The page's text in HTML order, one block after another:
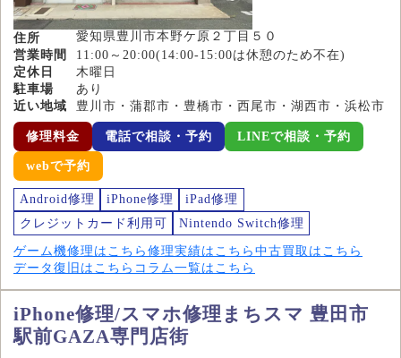
住所
愛知県豊川市本野ケ原２丁目５０
営業時間
11:00～20:00(14:00-15:00は休憩のため不在)
定休日
木曜日
駐車場
あり
近い地域
豊川市・蒲郡市・豊橋市・西尾市・湖西市・浜松市
修理料金 電話で相談・予約 LINEで相談・予約
webで予約
Android修理 iPhone修理
iPad修理
クレジットカード利用可
Nintendo Switch修理
ゲーム機修理はこちら 修理実績はこちら 中古買取はこちら
データ復旧はこちら コラム一覧はこちら
iPhone修理/スマホ修理まちスマ 豊田市
駅前GAZA専門店街